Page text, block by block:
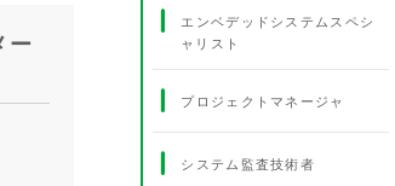
ー
エンベデッドシステムスペシ
ャリスト
プロジェクトマネージャ
システム監査技術者